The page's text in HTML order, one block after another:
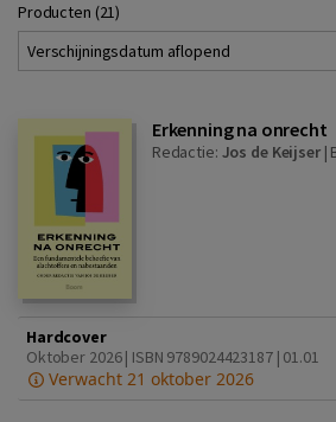
Producten (21)
Verschijningsdatum aflopend
Erkenning na onrecht
Redactie: Jos de Keijser|
Hardcover
Oktober 2026 | ISBN 9789024423187 | 01.01
Verwacht 21 oktober 2026